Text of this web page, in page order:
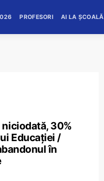
PROFESORI AI LA ȘCOALĂ
30%
Educației /
în